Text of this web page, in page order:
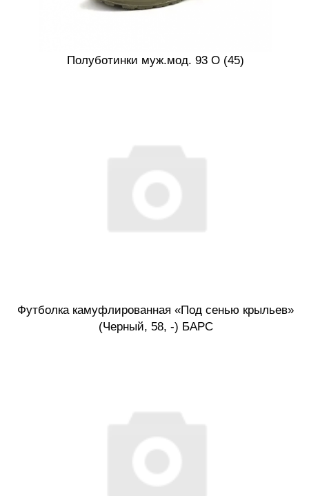
Полуботинки муж.мод. 93 О (45)
Футболка камуфлированная «Под сенью крыльев»
(Черный, 58, -) БАРС